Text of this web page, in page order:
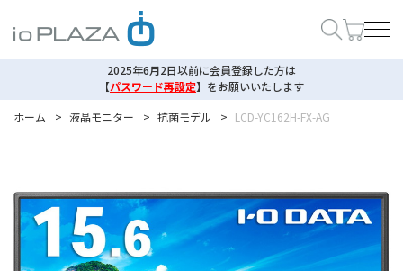
2025年6月2日以前に会員登録した方は
【パスワード再設定】 をお願いいたします
ホーム
> 液晶モニター > 抗菌モデル > LCD-YC162H-FX-AG